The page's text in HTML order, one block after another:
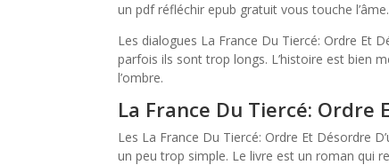
un pdf réfléchir epub gratuit vous touche l’âme.
Les dialogues La France Du Tiercé: Ordre Et
parfois ils sont trop longs. L’histoire est bien
l’ombre.
La France Du Tiercé: Ordre
Les La France Du Tiercé: Ordre Et Désordre
un peu trop simple. Le livre est un roman qui